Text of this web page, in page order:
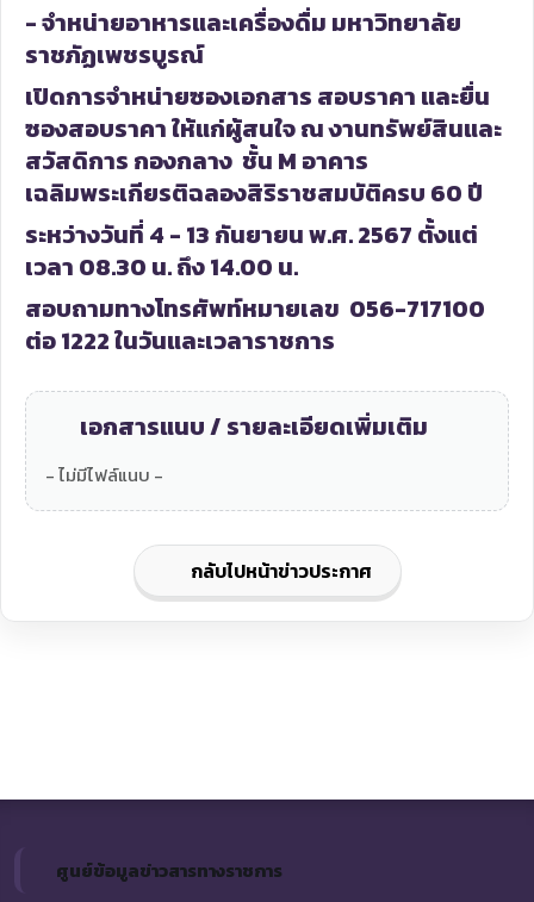
- จำหน่ายอาหารและเครื่องดื่ม มหาวิทยาลัย
ราชภัฏเพชรบูรณ์
เปิดการจำหน่ายซองเอกสาร สอบราคา และยื่น
ซองสอบราคา ให้แก่ผู้สนใจ ณ งานทรัพย์สินและ
สวัสดิการ กองกลาง ชั้น M อาคาร
เฉลิมพระเกียรติฉลองสิริราชสมบัติครบ 60 ปี
ระหว่างวันที่ 4 - 13 กันยายน พ.ศ. 2567 ตั้งแต่
เวลา 08.30 น. ถึง 14.00 น.
สอบถามทางโทรศัพท์หมายเลข 056-717100
ต่อ 1222 ในวันและเวลาราชการ
เอกสารแนบ / รายละเอียดเพิ่มเติม
- ไม่มีไฟล์แนบ -
กลับไปหน้าข่าวประกาศ
ศูนย์ข้อมูลข่าวสารทางราชการ